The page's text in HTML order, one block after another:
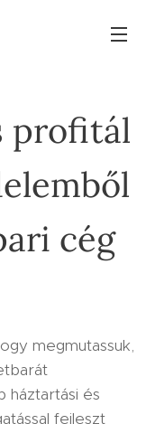
profitál
cég
megmutassuk,
háztartási és
fejleszt